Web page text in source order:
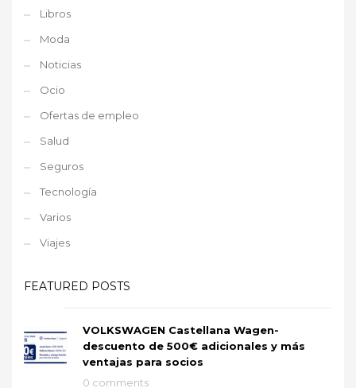
Libros
Moda
Noticias
Ocio
Ofertas de empleo
Salud
Seguros
Tecnología
Varios
Viajes
FEATURED POSTS
VOLKSWAGEN Castellana Wagen-
descuento de 500€ adicionales y más
ventajas para socios
0 comments